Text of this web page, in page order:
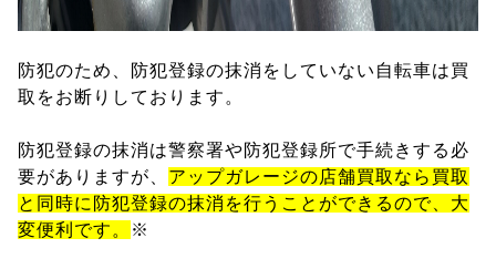
防犯のため、防犯登録の抹消をしていない自転車は買
取をお断りしております。
防犯登録の抹消は警察署や防犯登録所で手続きする必
要がありますが、 アップガレージの店舗買取なら買取
と同時に防犯登録の抹消を行うことができるので、大
変便利です。
※